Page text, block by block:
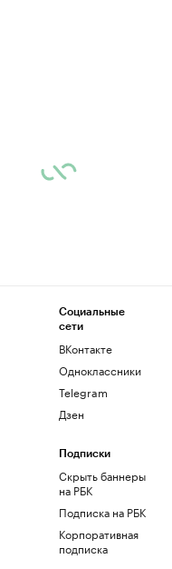
Социальные
сети
ВКонтакте
Одноклассники
Telegram
Дзен
Подписки
Скрыть баннеры
на РБК
Подписка на РБК
Корпоративная
подписка